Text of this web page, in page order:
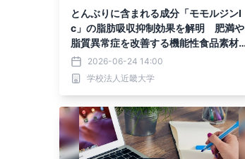
とんぶりに含まれる成分「モモルジンI
c」の脂肪吸収抑制効果を解明 肥満や
脂質異常症を改善する機能性食品素材
開発に期待
2026-06-24 14:00
学校法人近畿大学